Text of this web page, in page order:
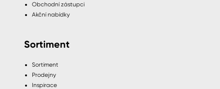
Obchodní zástupci
Akční nabídky
Sortiment
Sortiment
Prodejny
Inspirace